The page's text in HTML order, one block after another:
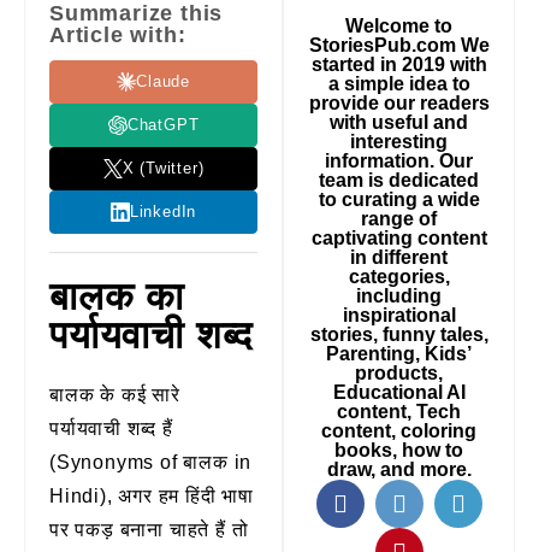
Summarize this
Article with:
Claude
ChatGPT
X (Twitter)
LinkedIn
बालक का
पर्यायवाची शब्द
बालक के कई सारे
पर्यायवाची शब्द हैं
(Synonyms of बालक in
Hindi), अगर हम हिंदी भाषा
पर पकड़ बनाना चाहते हैं तो
Welcome to
StoriesPub.com We
started in 2019 with
a simple idea to
provide our readers
with useful and
interesting
information. Our
team is dedicated
to curating a wide
range of
captivating content
in different
categories,
including
inspirational
stories, funny tales,
Parenting, Kids’
products,
Educational AI
content, Tech
content, coloring
books, how to
draw, and more.